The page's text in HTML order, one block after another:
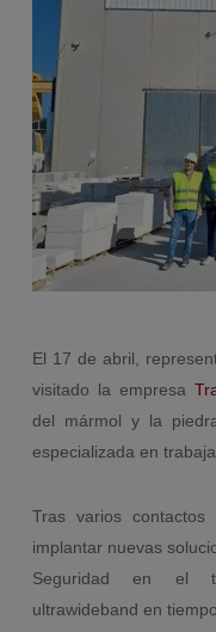
El 17 de abril,
visitado la empresa
del mármol y la
especializada en
Tras varios
implantar nuevas
Seguridad en el
ultrawideband en